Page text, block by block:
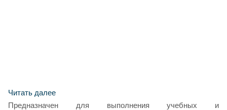
Читать далее
Предназначен для выполнения учебных и